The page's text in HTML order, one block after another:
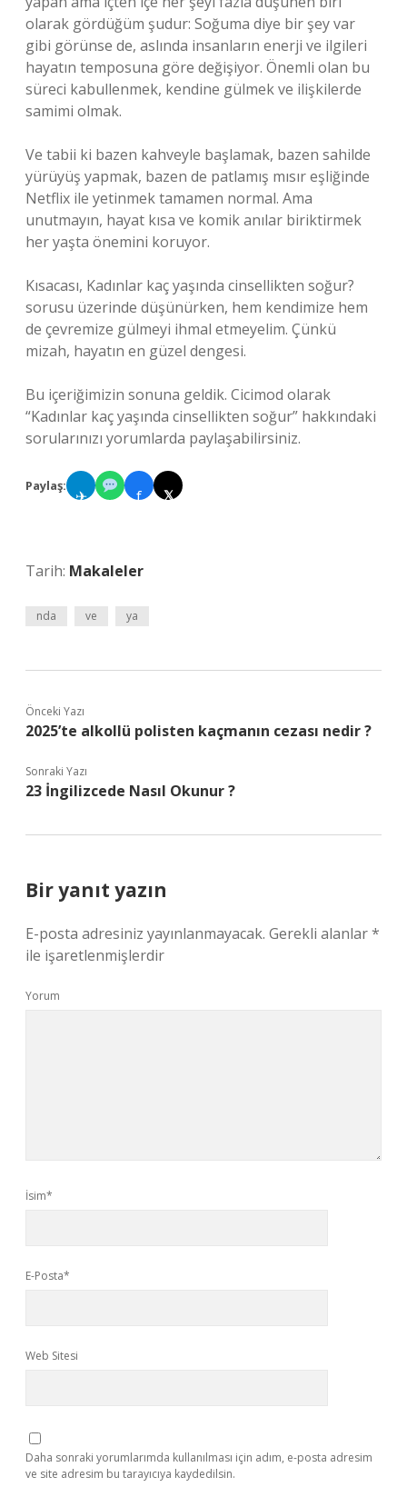
olarak gördüğüm şudur: Soğuma diye bir şey var
gibi görünse de, aslında insanların enerji ve ilgileri
hayatın temposuna göre değişiyor. Önemli olan bu
süreci kabullenmek, kendine gülmek ve ilişkilerde
samimi olmak.
Ve tabii ki bazen kahveyle başlamak, bazen sahilde
yürüyüş yapmak, bazen de patlamış mısır eşliğinde
Netflix ile yetinmek tamamen normal. Ama
unutmayın, hayat kısa ve komik anılar biriktirmek
her yaşta önemini koruyor.
Kısacası, Kadınlar kaç yaşında cinsellikten soğur?
sorusu üzerinde düşünürken, hem kendimize hem
de çevremize gülmeyi ihmal etmeyelim. Çünkü
mizah, hayatın en güzel dengesi.
Bu içeriğimizin sonuna geldik. Cicimod olarak
“Kadınlar kaç yaşında cinsellikten soğur” hakkındaki
sorularınızı yorumlarda paylaşabilirsiniz.
Paylaş:
✈ f 𝕏
Tarih: Makaleler
nda ve ya
Önceki Yazı
2025’te alkollü polisten kaçmanın cezası nedir ?
Sonraki Yazı
23 İngilizcede Nasıl Okunur ?
Bir yanıt yazın
E-posta adresiniz yayınlanmayacak. Gerekli alanlar*
ile işaretlenmişlerdir
Yorum
İsim*
E-Posta*
Web Sitesi
Daha sonraki yorumlarımda kullanılması için adım, e-posta adresim
ve site adresim bu tarayıcıya kaydedilsin.